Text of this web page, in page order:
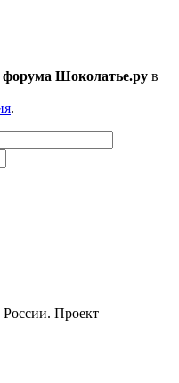
форума Шоколатье.ру в
.
Проект